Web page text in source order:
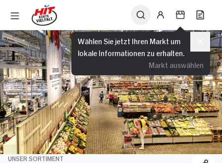
Wählen Sie jetzt Ihren Markt um
lokale Informationen zu erhalten.
Markt auswählen
UNSER SORTIMENT